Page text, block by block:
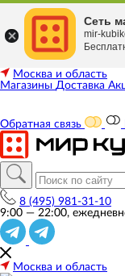
Москва и область
Магазины Доставка
Обратная связь
8 (495) 981-31-10
9:00 — 22:00,
Москва и область
Сеть
mir-